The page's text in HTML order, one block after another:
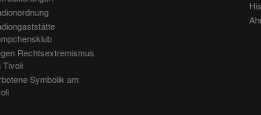
Rechtsextremismus
Tivoli
Symbolik am